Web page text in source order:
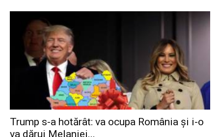
Trump s-a hotărât: va ocupa România și i-o
va dărui Melaniei...